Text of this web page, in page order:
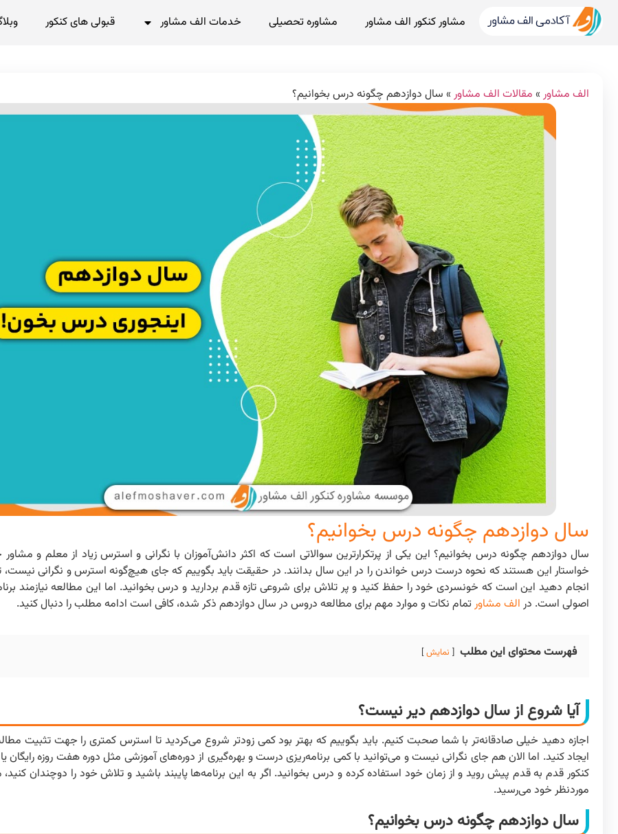
مشاور کنکور الف مشاور مشاوره تحصیلی خدمات الف مشاور قبولی های کنکور
الف مشاور » مقالات الف مشاور » سال دوازدهم چگونه درس بخوانیم؟
سال دوازدهم چگونه درس بخوانیم؟
سال دوازدهم چگونه درس بخوانیم؟ این یکی از پرتکرارترین سوالاتی است که اکثر دانش‌آموزان با نگرانی و استرس زیاد از معلم و
خواستار این هستند که نحوه درست درس خواندن را در این سال بدانند. در حقیقت باید بگوییم که جای هیچ‌گونه استرس و نگرانی نیست،
انجام دهید این است که خونسردی خود را حفظ کنید و پر تلاش برای شروعی تازه قدم بردارید و درس بخوانید. اما این مطالعه نیازمند
اصولی است. در الف مشاورتمام نکات و موارد مهم برای مطالعه دروس در سال دوازدهم ذکر شده، کافی است ادامه مطلب را دنبال کنید.
فهرست محتوای این مطلب نمایش
آیا شروع از سال دوازدهم دیر نیست؟
اجازه دهید خیلی صادقانه‌تر با شما صحبت کنیم. باید بگوییم که بهتر بود کمی زودتر شروع می‌کردید تا استرس کمتری را جهت تثبیت
ایجاد کنید. اما الان هم جای نگرانی نیست و می‌توانید با کمی برنامه‌ریزی درست و بهره‌گیری از دوره‌های آموزشی مثل دوره هفت روزه رایگان یا
کنکور قدم به قدم پیش روید و از زمان خود استفاده کرده و درس بخوانید. اگر به این برنامه‌ها پایبند باشید و تلاش خود را دوچندان
موردنظر خود می‌رسید.
سال دوازدهم چگونه درس بخوانیم؟